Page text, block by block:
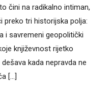
čini na radikalno intiman,
preko tri historijska polja:
i savremeni geopolitički
književnost rijetko
kada nepravda ne
[…]